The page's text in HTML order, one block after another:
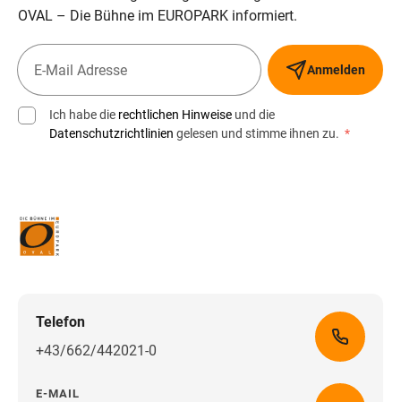
OVAL – Die Bühne im EUROPARK informiert.
Anmelden
Ich habe die rechtlichen Hinweise und die
Datenschutzrichtlinien gelesen und stimme ihnen zu. *
Telefon
+43/662/442021-0
E-MAIL